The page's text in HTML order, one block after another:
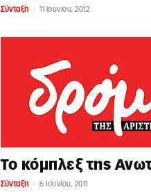
Σύνταξη - 11 Ιουνίου, 2012
Το κόμπλεξ της
Σύνταξη - 6 Ιουνίου, 2011